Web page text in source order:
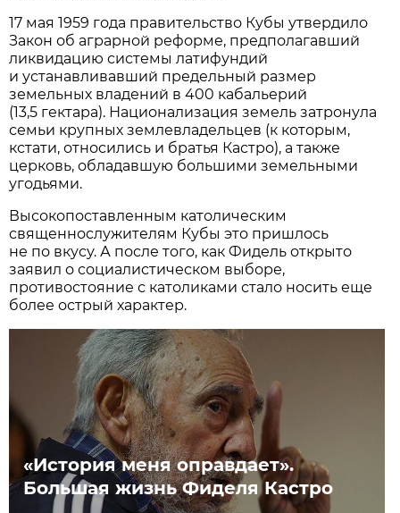
17 мая 1959 года правительство Кубы утвердило
Закон об аграрной реформе, предполагавший
ликвидацию системы латифундий
и устанавливавший предельный размер
земельных владений в 400 кабальерий
(13,5 гектара). Национализация земель затронула
семьи крупных землевладельцев (к которым,
кстати, относились и братья Кастро), а также
церковь, обладавшую большими земельными
угодьями.
Высокопоставленным католическим
священнослужителям Кубы это пришлось
не по вкусу. А после того, как Фидель открыто
заявил о социалистическом выборе,
противостояние с католиками стало носить еще
более острый характер.
«История меня оправдает».
Большая жизнь Фиделя Кастро